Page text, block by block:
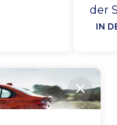
der
IN